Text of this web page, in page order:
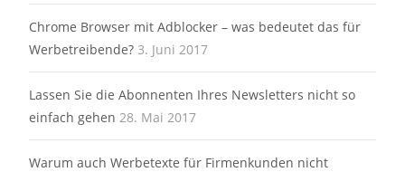
Chrome Browser mit Adblocker – was bedeutet das für
Werbetreibende? 3. Juni 2017
Lassen Sie die Abonnenten Ihres Newsletters nicht so
einfach gehen 28. Mai 2017
Warum auch Werbetexte für Firmenkunden nicht